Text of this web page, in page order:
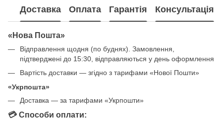
Доставка Оплата Гарантія Консультація
«Нова Пошта»
Відправлення щодня (по буднях). Замовлення,
підтверджені до 15:30, відправляються у день оформлення
Вартість доставки — згідно з тарифами «Нової Пошти»
«Укрпошта»
Доставка — за тарифами «Укрпошти»
💳 Способи оплати: